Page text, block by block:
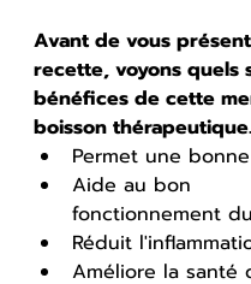
Avant de vous
recette, voyons quels
bénéfices de cette
boisson thérapeutique.
Permet une
Aide au bon
fonctionnement
Réduit
Améliore la santé